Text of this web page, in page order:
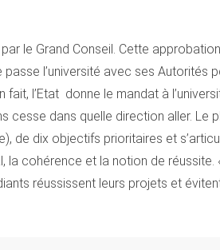
le Grand Conseil. Cette
l’université avec ses Autorités
fait, l’Etat donne le mandat à
cesse dans quelle direction aller. Le
de dix objectifs prioritaires et
la cohérence et la notion de réussite.
réussissent leurs projets et